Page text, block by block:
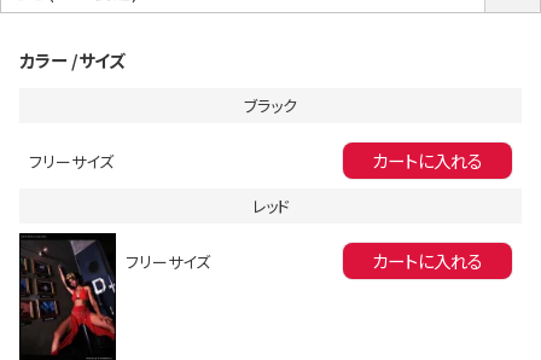
カラー サイズ
ブラック
フリーサイズ カートに入れる
レッド
フリーサイズ カートに入れる